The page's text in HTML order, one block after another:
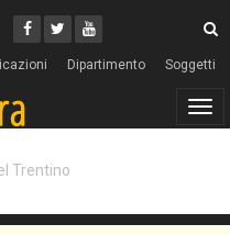
Facebook
Twitter
Youtube
Dipartimento Soggetti
Trentino